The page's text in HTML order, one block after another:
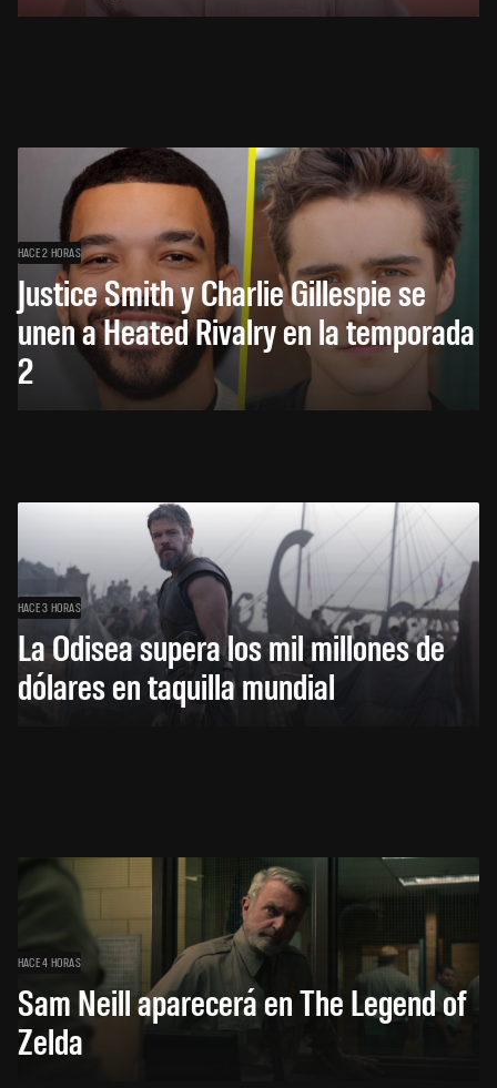
HACE 2 HORAS
Justice Smith y Charlie Gillespie se
unen a Heated Rivalry en la temporada
2
HACE 3 HORAS
La Odisea supera los mil millones de
dólares en taquilla mundial
HACE 4 HORAS
Sam Neill aparecerá en The Legend of
Zelda